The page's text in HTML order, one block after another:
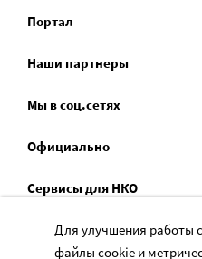
Портал
Наши партнеры
Мы в соц.сетях
Официально
Сервисы для НКО
Спецпроекты
Для улучшения работы
файлы cookie и